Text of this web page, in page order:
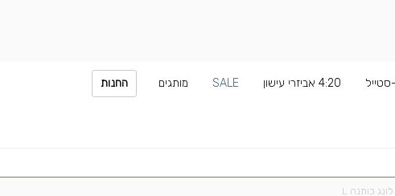
סטייל 4:20 אביזרי עישון SALE מותגים החנות